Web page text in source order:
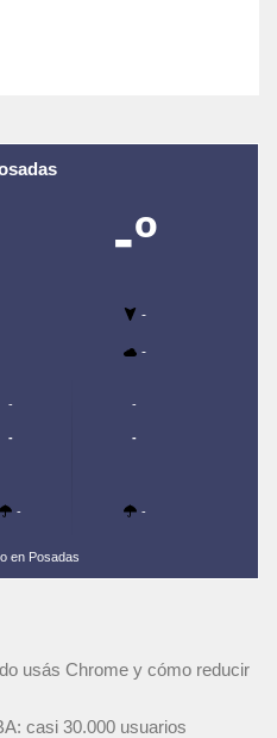
-º
-
-
-
-
-
-
-
-
en Posadas
usás Chrome y cómo reducir
casi 30.000 usuarios